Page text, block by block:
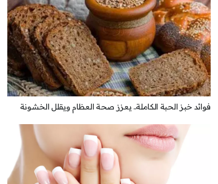
فوائد خبز الحبة الكاملة.. يعزز صحة العظام ويقلل الخشونة